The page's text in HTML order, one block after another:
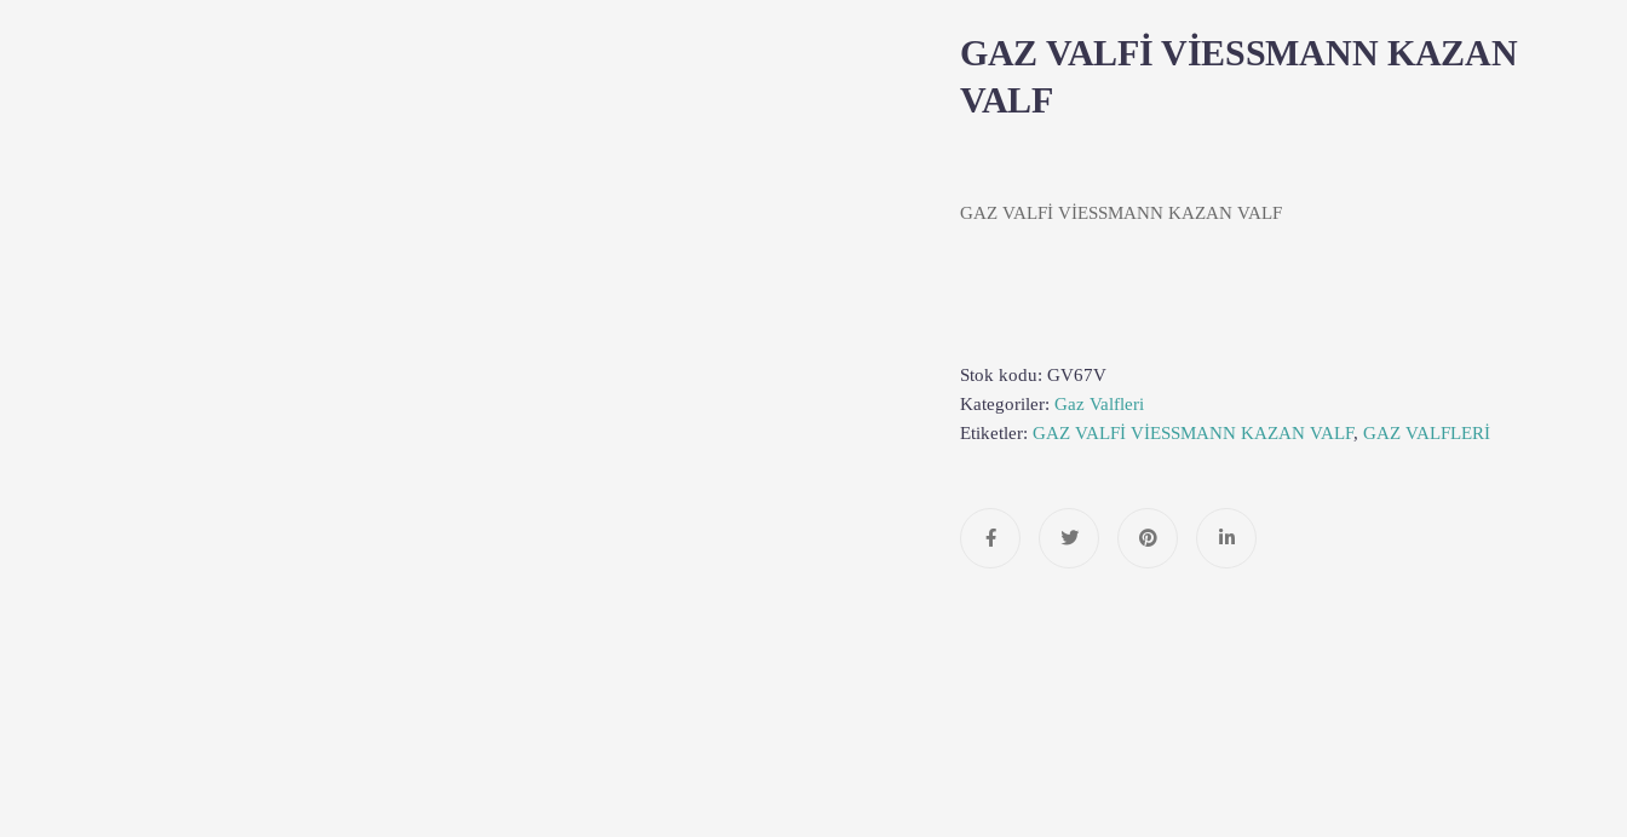
GAZ VALFİ VİESSMANN KAZAN
VALF
GAZ VALFİ VİESSMANN KAZAN VALF
Stok kodu: GV67V
Kategoriler: Gaz Valfleri
Etiketler: GAZ VALFİ VİESSMANN KAZAN VALF, GAZ VALFLERİ